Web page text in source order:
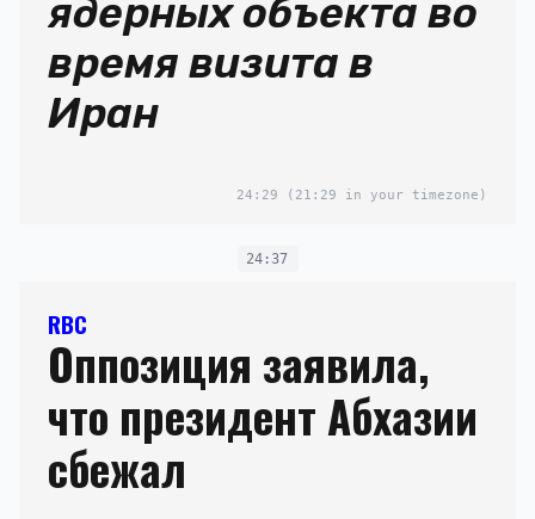
ядерных объекта во
время визита в
Иран
24:29 (21:29 in your timezone)
24:37
RBC
Оппозиция заявила,
что президент Абхазии
сбежал